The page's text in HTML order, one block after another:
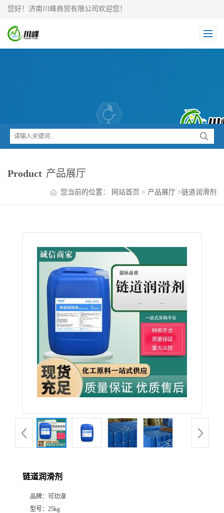
您好！济南川峰商贸有限公司欢迎您！
Product 产品展厅
您当前的位置： 网站首页 > 产品展厅 >链道润滑剂
链道润滑剂
品牌：
可玏湶
型号： 25kg